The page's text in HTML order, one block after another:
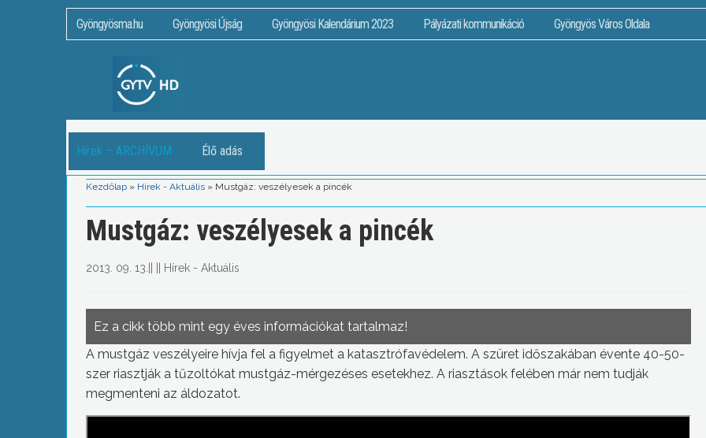
Gyöngyösma.hu Gyöngyösi Újság Gyöngyösi Kalendárium 2023 Pályázati kommunikáció Gyöngyös Város Oldala
Hírek – ARCHÍVUM Élő adás
Kezdőlap » Hírek - Aktuális » Mustgáz: veszélyesek a pincék
Mustgáz: veszélyesek a pincék
2013. 09. 13. Hírek - Aktuális
Ez a cikk több mint egy éves információkat tartalmaz!
A mustgáz veszélyeire hívja fel a figyelmet a katasztrófavédelem. A szüret időszakában évente 40-50-
szer riasztják a tűzoltókat mustgáz-mérgezéses esetekhez. A riasztások felében már nem tudják
megmenteni az áldozatot.